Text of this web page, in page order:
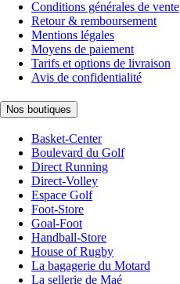
Conditions générales de vente
Retour & remboursement
Mentions légales
Moyens de paiement
Tarifs et options de livraison
Avis de confidentialité
Nos boutiques
Basket-Center
Boulevard du Golf
Direct Running
Direct-Volley
Espace Golf
Foot-Store
Goal-Foot
Handball-Store
House of Rugby
La bagagerie du Motard
La sellerie de Maé